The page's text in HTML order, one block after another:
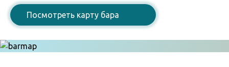
Посмотреть карту бара